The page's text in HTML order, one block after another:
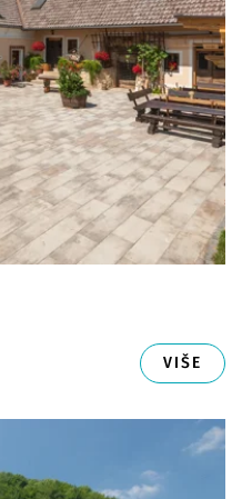
VIŠE